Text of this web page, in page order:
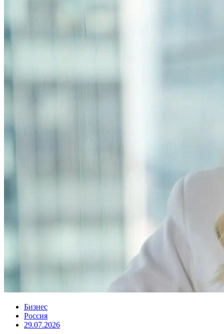
Бизнес
Россия
29.07.2026